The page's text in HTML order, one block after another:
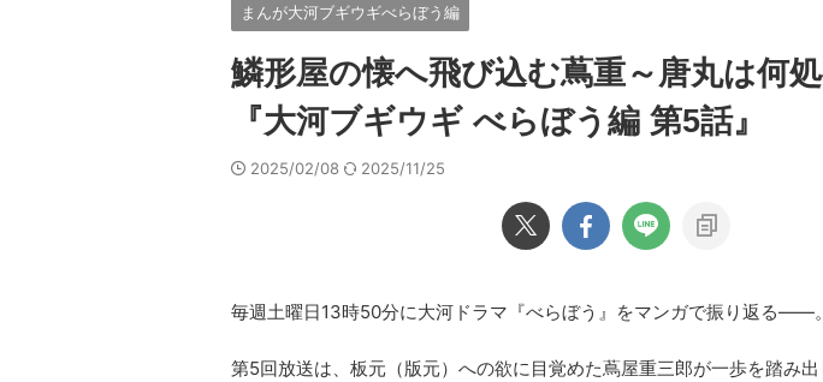
まんが大河ブギウギべらぼう編
鱗形屋の懐へ飛び込む蔦重～唐丸は何
『大河ブギウギ べらぼう編 第5話』
2025/02/08 2025/11/25
毎週土曜日13時50分に大河ドラマ『べらぼう』をマンガで振り返る――。
第5回放送は、板元（版元）への欲に目覚めた蔦屋重三郎が一歩を踏み出